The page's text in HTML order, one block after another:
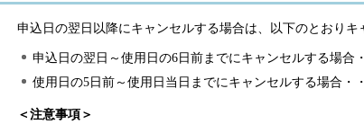
申込日の翌日以降にキャンセルする場合は、以下のとおりキ
申込日の翌日～使用日の6日前までにキャンセルする場合
使用日の5日前～使用日当日までにキャンセルする場合・
＜注意事項＞